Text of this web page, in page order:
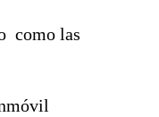
como las